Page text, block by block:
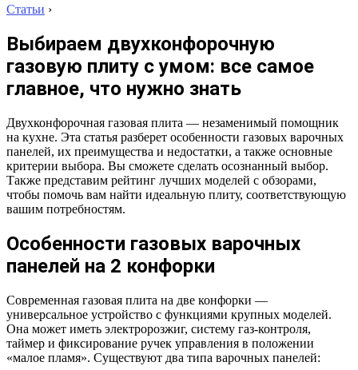
Статьи ›
Выбираем двухконфорочную
газовую плиту с умом: все самое
главное, что нужно знать
Двухконфорочная газовая плита — незаменимый помощник
на кухне. Эта статья разберет особенности газовых варочных
панелей, их преимущества и недостатки, а также основные
критерии выбора. Вы сможете сделать осознанный выбор.
Также представим рейтинг лучших моделей с обзорами,
чтобы помочь вам найти идеальную плиту, соответствующую
вашим потребностям.
Особенности газовых варочных
панелей на 2 конфорки
Современная газовая плита на две конфорки —
универсальное устройство с функциями крупных моделей.
Она может иметь электророзжиг, систему газ-контроля,
таймер и фиксирование ручек управления в положении
«малое пламя». Существуют два типа варочных панелей: